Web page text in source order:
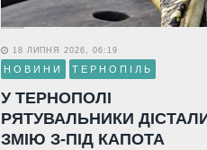
18 ЛИПНЯ 2026, 06:19
НОВИНИ ТЕРНОПІЛЬ
У ТЕРНОПОЛІ
РЯТУВАЛЬНИКИ
ЗМІЮ З-ПІД КАПОТА